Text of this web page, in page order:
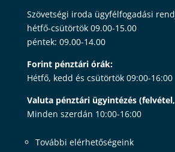
Szövetségi iroda ügyfélfogadási
hétfő-csütörtök 09.00-15.00
péntek: 09.00-14.00
Forint pénztári órák:
Hétfő, kedd és csütörtök 09:00-16:00
Valuta pénztári ügyintézés
Minden szerdán 10:00-16:00
További elérhetőségeink